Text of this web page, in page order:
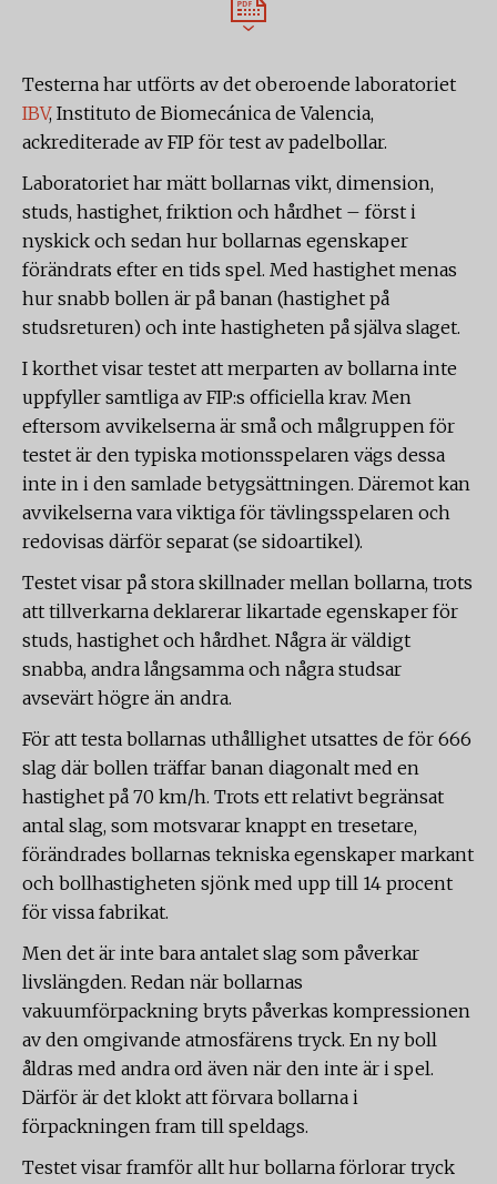
Testerna har utförts av det oberoende laboratoriet
IBV, Instituto de Biomecánica de Valencia,
ackrediterade av FIP för test av padelbollar.
Laboratoriet har mätt bollarnas vikt, dimension,
studs, hastighet, friktion och hårdhet – först i
nyskick och sedan hur bollarnas egenskaper
förändrats efter en tids spel. Med hastighet menas
hur snabb bollen är på banan (hastighet på
studsreturen) och inte hastigheten på själva slaget.
I korthet visar testet att merparten av bollarna inte
uppfyller samtliga av FIP:s officiella krav. Men
eftersom avvikelserna är små och målgruppen för
testet är den typiska motionsspelaren vägs dessa
inte in i den samlade betygsättningen. Däremot kan
avvikelserna vara viktiga för tävlingsspelaren och
redovisas därför separat (se sidoartikel).
Testet visar på stora skillnader mellan bollarna, trots
att tillverkarna deklarerar likartade egenskaper för
studs, hastighet och hårdhet. Några är väldigt
snabba, andra långsamma och några studsar
avsevärt högre än andra.
För att testa bollarnas uthållighet utsattes de för 666
slag där bollen träffar banan diagonalt med en
hastighet på 70 km/h. Trots ett relativt begränsat
antal slag, som motsvarar knappt en tresetare,
förändrades bollarnas tekniska egenskaper markant
och bollhastigheten sjönk med upp till 14 procent
för vissa fabrikat.
Men det är inte bara antalet slag som påverkar
livslängden. Redan när bollarnas
vakuumförpackning bryts påverkas kompressionen
av den omgivande atmosfärens tryck. En ny boll
åldras med andra ord även när den inte är i spel.
Därför är det klokt att förvara bollarna i
förpackningen fram till speldags.
Testet visar framför allt hur bollarna förlorar tryck